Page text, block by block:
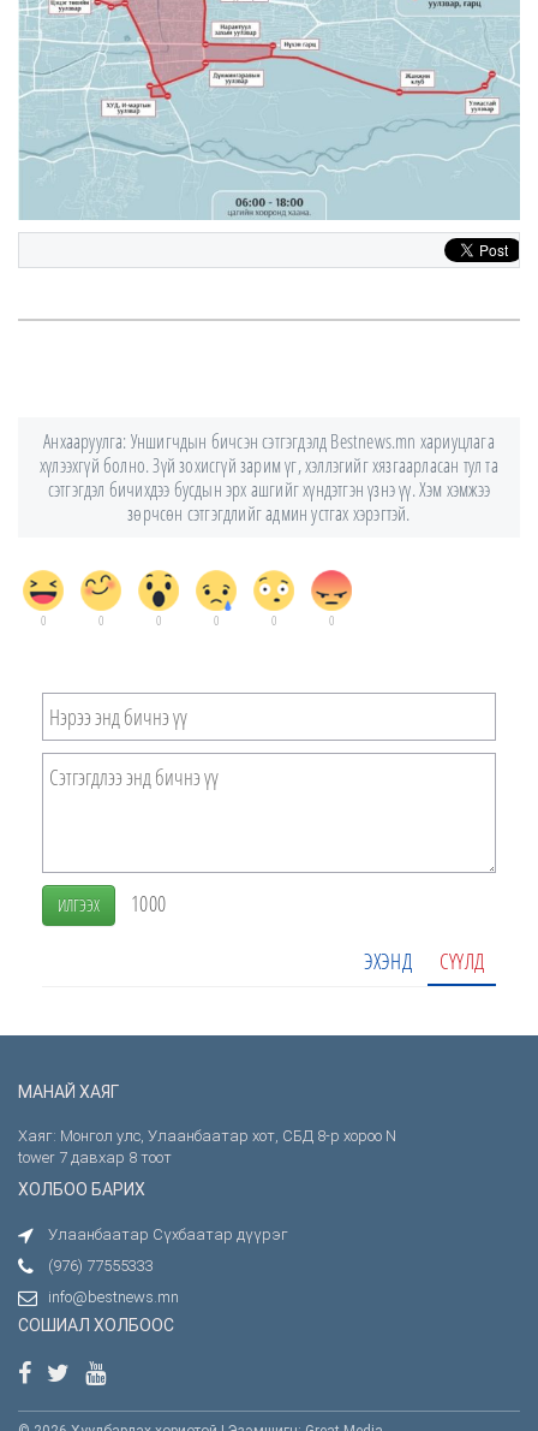
Анхааруулга: Уншигчдын бичсэн сэтгэгдэлд Bestnews.mn хариуцлага
хүлээхгүй болно. Зүй зохисгүй зарим үг, хэллэгийг хязгаарласан тул та
сэтгэгдэл бичихдээ бусдын эрх ашгийг хүндэтгэн үзнэ үү. Хэм хэмжээ
зөрчсөн сэтгэгдлийг админ устгах хэрэгтэй.
0 0 0 0 0 0
ИЛГЭЭХ 1000
ЭХЭНД СҮҮЛД
МАНАЙ ХАЯГ
Хаяг: Монгол улс, Улаанбаатар хот, СБД 8-р хороо N
tower 7 давхар 8 тоот
ХОЛБОО БАРИХ
Улаанбаатар Сүхбаатар дүүрэг
(976) 77555333
info@bestnews.mn
СОШИАЛ ХОЛБООС